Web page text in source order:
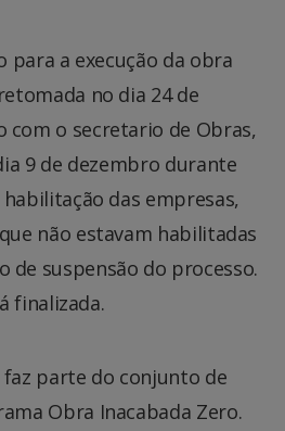
a execução da obra
no dia 24 de
com o secretario de Obras,
9 de dezembro durante
das empresas,
não estavam habilitadas
de suspensão do processo.
finalizada.
faz parte do conjunto de
Obra Inacabada Zero.